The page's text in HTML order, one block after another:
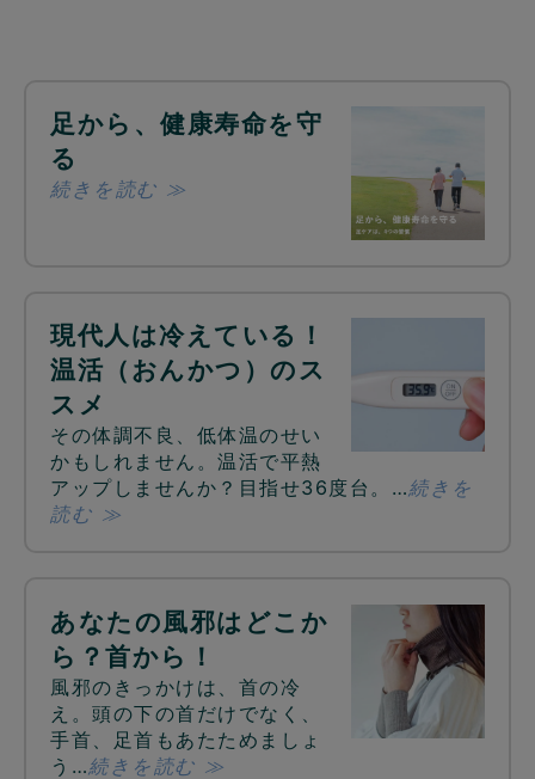
足から、健康寿命を守
る
続きを読む ≫
現代人は冷えている！
温活（おんかつ）のス
スメ
その体調不良、低体温のせい
かもしれません。温活で平熱
アップしませんか？目指せ36度台。…続きを
読む ≫
あなたの風邪はどこか
ら？首から！
風邪のきっかけは、首の冷
え。頭の下の首だけでなく、
手首、足首もあたためましょ
う…続きを読む ≫